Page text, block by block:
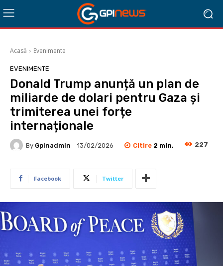
Acasă Evenimente
EVENIMENTE
Donald Trump anunță un plan de
miliarde de dolari pentru Gaza și
trimiterea unei forțe
internaționale
By Gpinadmin 13/02/2026 Citire 2 min. 227
Facebook Twitter